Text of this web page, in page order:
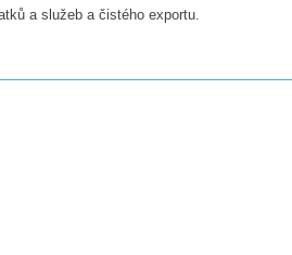
a služeb a čistého exportu.